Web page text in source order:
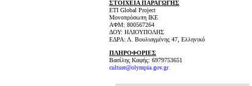
ΣΤΟΙΧΕΙΑ ΠΑΡΑΓΩΓΗΣ
ΕΤΙ Global Project
Μονοπρόσωπη ΙΚΕ
ΑΦΜ: 800567264
ΔΟΥ: ΗΛΙΟΥΠΟΛΗΣ
ΕΔΡΑ: Λ. Βουλιαγμένης 47, Ελληνικό
ΠΛΗΡΟΦΟΡΙΕΣ
Βασίλης Καψής: 6979753651‬
culture@olympia.gov.gr